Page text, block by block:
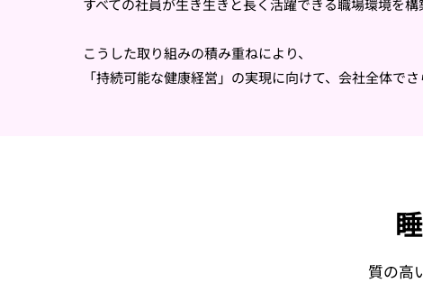
すべての社員が生き生きと長く活躍できる職場環境を構
こうした取り組みの積み重ねにより、
「持続可能な健康経営」 の実現に向けて、 会社全体でさ
質の高